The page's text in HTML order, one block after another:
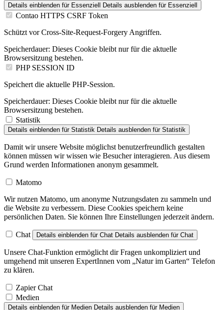
Details einblenden für Essenziell Details ausblenden für Essenziell
Contao HTTPS CSRF Token
Schützt vor Cross-Site-Request-Forgery Angriffen.
Speicherdauer: Dieses Cookie bleibt nur für die aktuelle
Browsersitzung bestehen.
PHP SESSION ID
Speichert die aktuelle PHP-Session.
Speicherdauer: Dieses Cookie bleibt nur für die aktuelle
Browsersitzung bestehen.
Statistik
Details einblenden für Statistik Details ausblenden für Statistik
Damit wir unsere Website möglichst benutzerfreundlich gestalten
können müssen wir wissen wie Besucher interagieren. Aus diesem
Grund werden Informationen anonym gesammelt.
Matomo
Wir nutzen Matomo, um anonyme Nutzungsdaten zu sammeln und
die Website zu verbessern. Diese Cookies speichern keine
persönlichen Daten. Sie können Ihre Einstellungen jederzeit ändern.
Chat Details einblenden für Chat Details ausblenden für Chat
Unsere Chat-Funktion ermöglicht dir Fragen unkompliziert und
umgehend mit unseren ExpertInnen vom „Natur im Garten“ Telefon
zu klären.
Zapier Chat
Medien
Details einblenden für Medien Details ausblenden für Medien